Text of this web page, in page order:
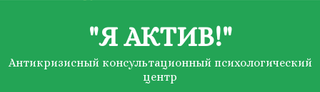
"Я АКТИВ!"
Антикризисный консультационный психологический
центр